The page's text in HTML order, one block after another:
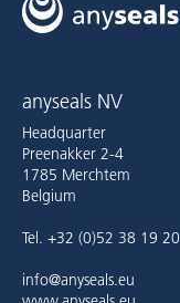
anyseals NV
Headquarter
Preenakker 2-4
1785 Merchtem
Belgium
Tel. +32 (0)52 38 19 20
info@anyseals.eu